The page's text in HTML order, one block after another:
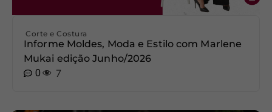
Corte e Costura
Informe Moldes, Moda e Estilo com Marlene
Mukai edição Junho/2026
0
7